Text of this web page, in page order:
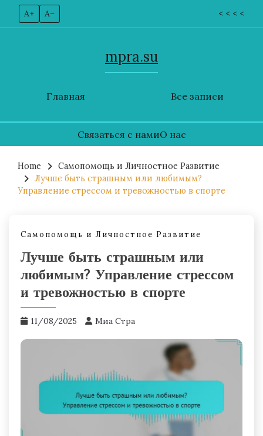
A+ A– < < < <
Главная
mpra.su
Все записи
Связаться с намиО нас
content
Home
Самопомощь и Личностное Развитие
Лучше быть страшным или любимым?
Управление стрессом и тревожностью в спорте
Самопомощь и Личностное Развитие
Лучше быть страшным или
любимым? Управление стрессом
и тревожностью в спорте
11/08/2025 Миа Стра